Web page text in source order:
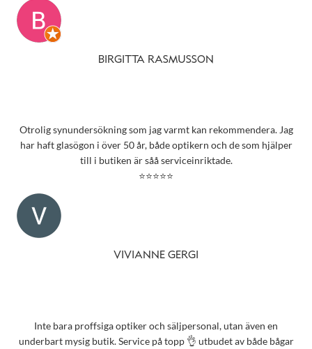
BIRGITTA RASMUSSON
Otrolig synundersökning som jag varmt kan rekommendera. Jag
har haft glasögon i över 50 år, både optikern och de som hjälper
till i butiken är såå serviceinriktade.
⭐⭐⭐⭐⭐
VIVIANNE GERGI
Inte bara proffsiga optiker och säljpersonal, utan även en
underbart mysig butik. Service på topp 👌 utbudet av både bågar